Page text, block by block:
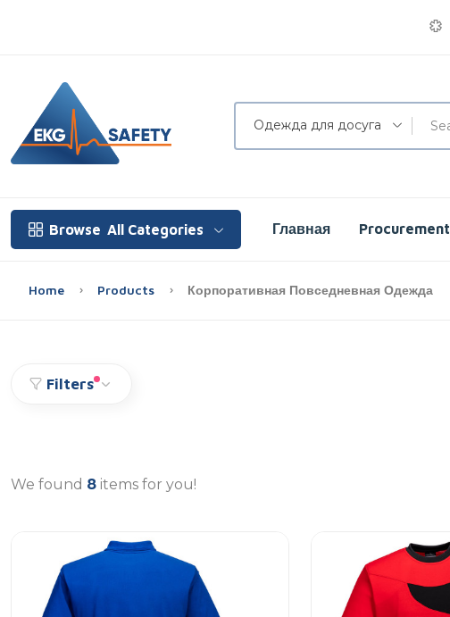
Одежда для досуга
Browse All Categories Главная Procurement
Home Products Корпоративная Повседневная Одежда
Filters
We found 8 items for you!